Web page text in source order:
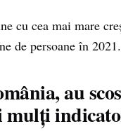
cu cea mai mare
de persoane în 2021.
au
mulți